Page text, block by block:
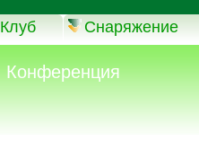
Клуб Снаряжение
Конференция